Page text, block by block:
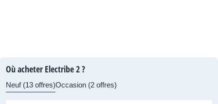
Où acheter Electribe 2 ?
Neuf (13 offres)Occasion (2 offres)